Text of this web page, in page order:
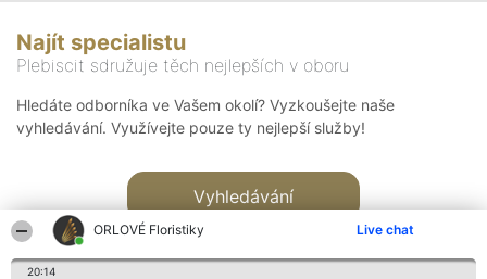
ORLOVÉ Floristiky Live chat
20:14
Najít specialistu
Plebiscit sdružuje těch nejlepších v oboru
Hledáte odborníka ve Vašem okolí? Vyzkoušejte naše
vyhledávání. Využívejte pouze ty nejlepší služby!
Vyhledávání